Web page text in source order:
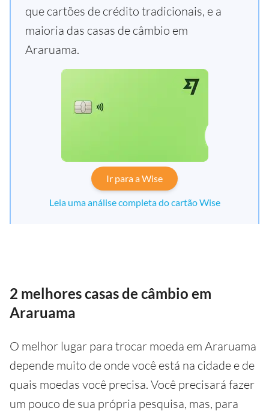
que cartões de crédito tradicionais, e a
maioria das casas de câmbio em
Araruama.
Ir para a Wise
Leia uma análise completa do cartão Wise
2 melhores casas de câmbio em
Araruama
O melhor lugar para trocar moeda em Araruama
depende muito de onde você está na cidade e de
quais moedas você precisa. Você precisará fazer
um pouco de sua própria pesquisa, mas, para